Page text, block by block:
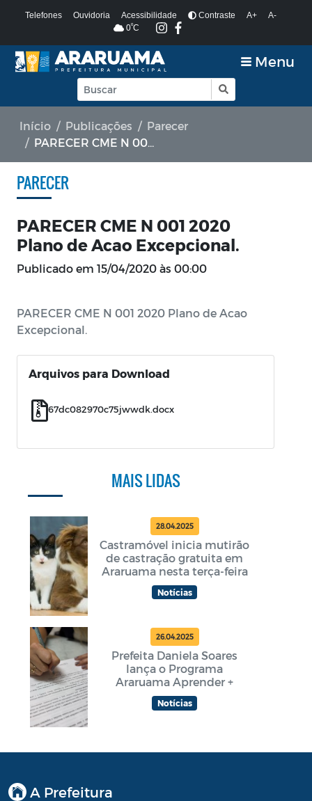
Telefones Ouvidoria Acessibilidade Contraste A+
A-
0ºC
Menu
Início Publicações
Parecer
PARECER CME N 001 2020 Plano de Acao Excepcional.
PARECER
PARECER CME N 001 2020
Plano de Acao Excepcional.
Publicado em 15/04/2020 às 00:00
PARECER CME N 001 2020 Plano de Acao
Excepcional.
Arquivos para Download
67dc082970c75jwwdk.docx
MAIS LIDAS
28.04.2025
Castramóvel inicia mutirão
de castração gratuita em
Araruama nesta terça-feira
Notícias
26.04.2025
Prefeita Daniela Soares
lança o Programa
Araruama Aprender +
Notícias
A Prefeitura